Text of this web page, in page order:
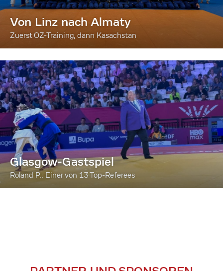
Von Linz nach Almaty
Zuerst OZ-Training, dann Kasachstan
Glasgow-Gastspiel
Roland P.: Einer von 13 Top-Referees